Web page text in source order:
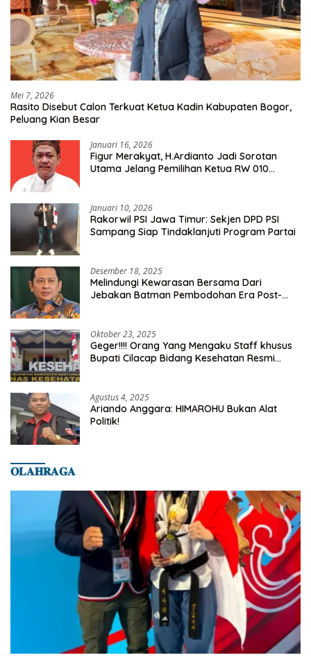
Mei 7, 2026
Rasito Disebut Calon Terkuat Ketua Kadin Kabupaten Bogor,
Peluang Kian Besar
Januari 16, 2026
Figur Merakyat, H.Ardianto Jadi Sorotan
Utama Jelang Pemilihan Ketua RW 010
Januari 10, 2026
Rakorwil PSI Jawa Timur: Sekjen DPD PSI
Sampang Siap Tindaklanjuti Program Partai
Desember 18, 2025
Melindungi Kewarasan Bersama Dari
Jebakan Batman Pembodohan Era Post-
Oktober 23, 2025
Geger!!!! Orang Yang Mengaku Staff khusus
Bupati Cilacap Bidang Kesehatan Resmi
Agustus 4, 2025
Ariando Anggara: HIMAROHU Bukan Alat
Politik!
𝐎𝐋𝐀𝐇𝐑𝐀𝐆𝐀